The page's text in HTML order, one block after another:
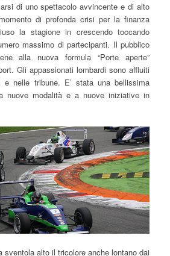
di uno spettacolo avvincente e di alto
di profonda crisi per la finanza
la stagione in crescendo toccando
massimo di partecipanti. Il pubblico
alla nuova formula “Porte aperte”
Gli appassionati lombardi sono affluiti
e nelle tribune. E’ stata una bellissima
nuove modalità e a nuove iniziative in
sventola alto il tricolore anche lontano dai